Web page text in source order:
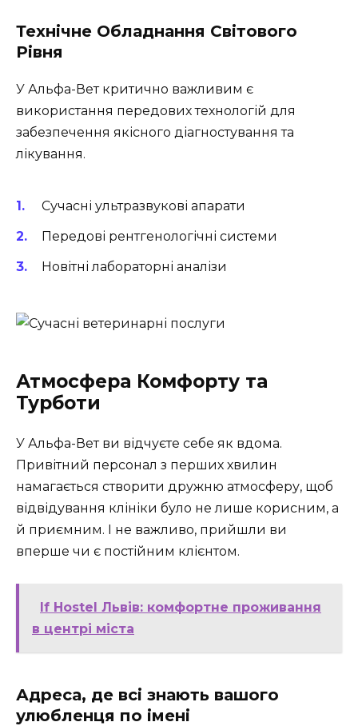
Технічне Обладнання Світового
Рівня
У Альфа-Вет критично важливим є
використання передових технологій для
забезпечення якісного діагностування та
лікування.
Сучасні ультразвукові апарати
Передові рентгенологічні системи
Новітні лабораторні аналізи
Атмосфера Комфорту та
Турботи
У Альфа-Вет ви відчуєте себе як вдома.
Привітний персонал з перших хвилин
намагається створити дружню атмосферу, щоб
відвідування клініки було не лише корисним, а
й приємним. І не важливо, прийшли ви
вперше чи є постійним клієнтом.
If Hostel Львів: комфортне проживання
в центрі міста
Адреса, де всі знають вашого
улюбленця по імені